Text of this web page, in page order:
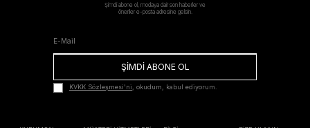
Şimdi abone ol, modaya dair son haberler ve
öneriler e-posta adresine gelsin.
ŞİMDİ ABONE OL
KVKK Sözleşmesi'ni, okudum, kabul ediyorum.